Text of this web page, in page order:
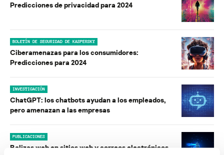
Predicciones de privacidad para 2024
BOLETÍN DE SEGURIDAD DE KASPERSKY
Ciberamenazas para los consumidores:
Predicciones para 2024
INVESTIGACIÓN
ChatGPT: los chatbots ayudan a los empleados,
pero amenazan a las empresas
PUBLICACIONES
Balizas web en sitios web y correos electrónicos